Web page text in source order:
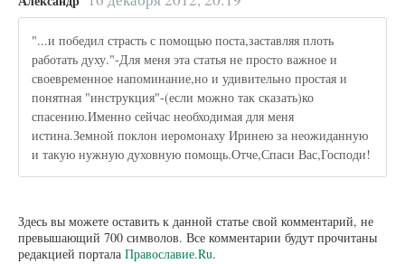
"...и победил страсть с помощью поста,заставляя плоть
работать духу."-Для меня эта статья не просто важное и
своевременное напоминание,но и удивительно простая и
понятная "инструкция"-(если можно так сказать)ко
спасению.Именно сейчас необходимая для меня
истина.Земной поклон иеромонаху Иринею за неожиданную
и такую нужную духовную помощь.Отче,Спаси Вас,Господи!
Здесь вы можете оставить к данной статье свой комментарий, не
превышающий 700 символов. Все комментарии будут прочитаны
редакцией портала Православие.Ru.